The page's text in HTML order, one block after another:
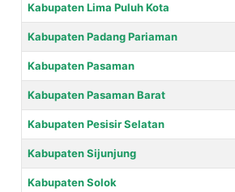
Kabupaten Lima Puluh Kota
Kabupaten Padang Pariaman
Kabupaten Pasaman
Kabupaten Pasaman Barat
Kabupaten Pesisir Selatan
Kabupaten Sijunjung
Kabupaten Solok